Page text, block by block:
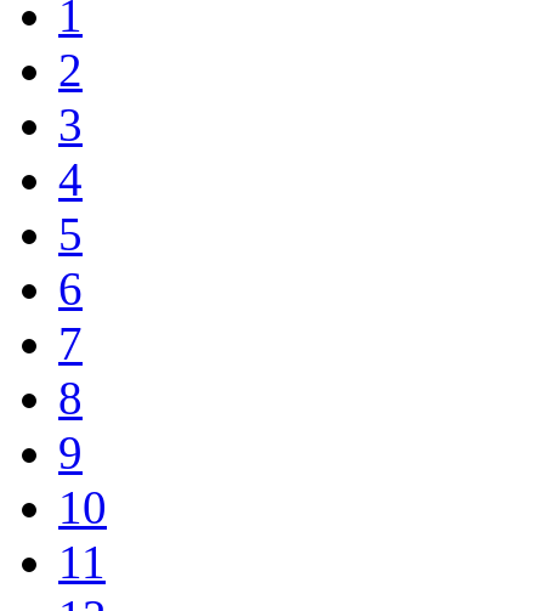
1
2
3
4
5
6
7
8
9
10
11